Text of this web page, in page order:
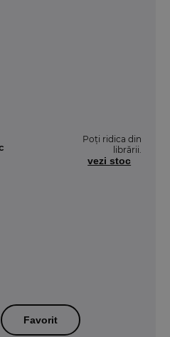
Poți ridica din
librării.
vezi stoc
Favorit